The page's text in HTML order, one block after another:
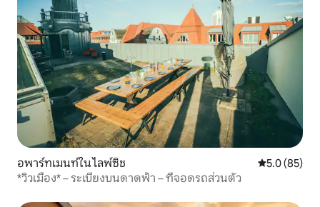
อพาร์ทเมนท์ใน ไลพ์ซิช คะแนนเฉลี่ย
5.0 (85)
*วิวเมือง* – ระเบียงบนดาดฟ้า – ที่จอดรถส่วนตัว